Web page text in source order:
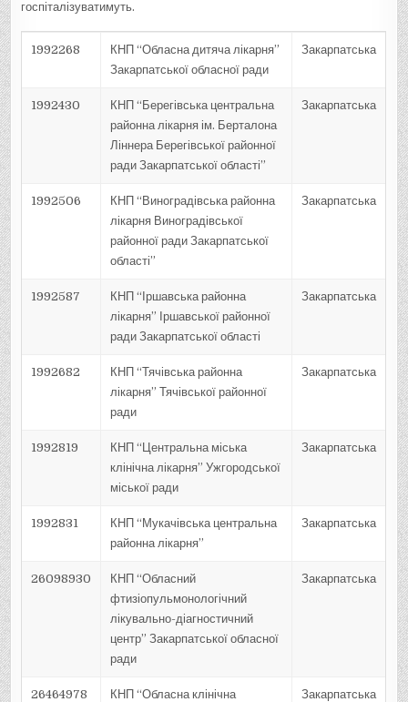
госпіталізуватимуть.
1992268
КНП “Обласна дитяча лікарня”
Закарпатської обласної ради
Закарпатська
1992430
КНП “Берегівська центральна
районна лікарня ім. Берталона
Ліннера Берегівської районної
ради Закарпатської області”
Закарпатська
1992506
КНП “Виноградівська районна
лікарня Виноградівської
районної ради Закарпатської
області”
Закарпатська
1992587
КНП “Іршавська районна
лікарня” Іршавської районної
ради Закарпатської області
Закарпатська
1992682
КНП “Тячівська районна
лікарня” Тячівської районної
ради
Закарпатська
1992819
КНП “Центральна міська
клінічна лікарня” Ужгородської
міської ради
Закарпатська
1992831
КНП “Мукачівська центральна
районна лікарня”
Закарпатська
26098930
КНП “Обласний
фтизіопульмонологічний
лікувально-діагностичний
центр” Закарпатської обласної
ради
Закарпатська
26464978
КНП “Обласна клінічна
Закарпатська